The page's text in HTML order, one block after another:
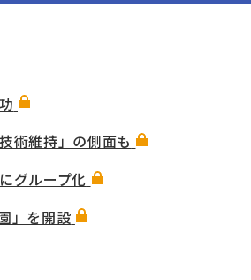
術維持」の側面も
グループ化
」を開設